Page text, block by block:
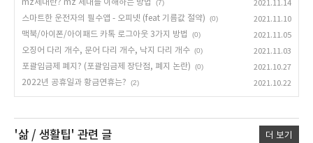
mz세대란? mz 세대를 이해하는 방법 (7)
2021.11.14
스마트한 운전자의 필수앱 - 오피넷 (feat 기름값 절약)
(0)
2021.11.10
맥북/아이폰/아이패드 카톡 로그아웃 3가지 방법
(0)
2021.11.05
오징어 다리 개수, 문어 다리 개수, 낙지 다리 개수 (0)
2021.11.03
포괄임금제 폐지? (포괄임금제 장단점, 폐지 논란)
(0)
2021.10.27
2022년 공휴일과 황금연휴는?
(2) 2021.10.22
'삶 / 생활팁' 관련 글 더 보기